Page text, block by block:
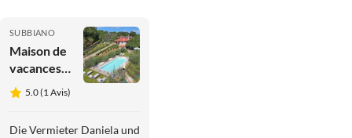
SUBBIANO
Maison de
vacances
La Perdrix
5.0 (1 Avis)
Die Vermieter Daniela und